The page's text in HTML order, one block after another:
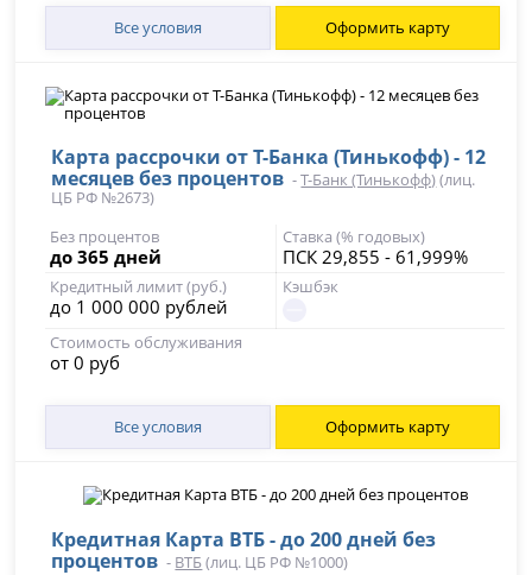
Все условия Оформить карту
Карта рассрочки от Т-Банка (Тинькофф) - 12
месяцев без процентов -Т-Банк (Тинькофф)(лиц.
ЦБ РФ №2673)
Без процентов
до 365 дней
Ставка (% годовых)
ПСК 29,855 - 61,999%
Кредитный лимит (руб.)
до 1 000 000 рублей
Кэшбэк
Стоимость обслуживания
от 0 руб
Все условия Оформить карту
Кредитная Карта ВТБ - до 200 дней без
процентов - ВТБ(лиц. ЦБ РФ №1000)